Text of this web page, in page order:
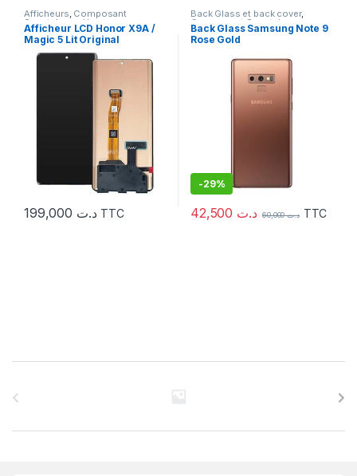
Afficheurs, Composant
Smartphone ,Honor
Afficheur LCD Honor X9A /
Magic 5 Lit Original
د.ت TTC
Back Glass et back cover,
Composant Smartphone ,
Samsung,Serie Note
Back Glass Samsung Note 9
Rose Gold
-29%
د.ت د.ت60,000 TTC